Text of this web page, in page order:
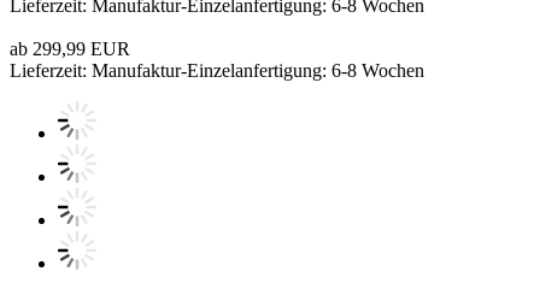
Lieferzeit: Manufaktur-Einzelanfertigung: 6-8 Wochen
ab 299,99 EUR
Lieferzeit: Manufaktur-Einzelanfertigung: 6-8 Wochen